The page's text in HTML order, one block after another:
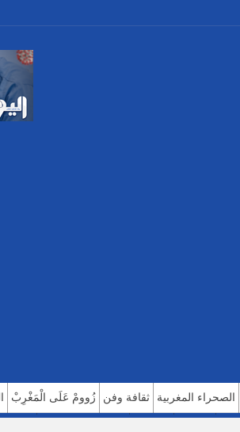
الصحراء المغربية ثقافة وفن زُوومْ عَلَى الْمَغْرِبْ